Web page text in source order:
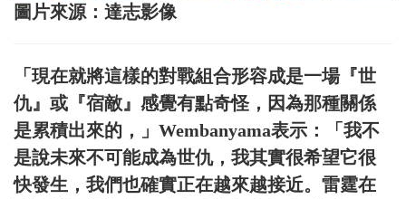
圖片來源：達志影像
「現在就將這樣的對戰組合形容成是一場『世
仇』或『宿敵』感覺有點奇怪，因為那種關係
是累積出來的，」Wembanyama表示：「我不
是說未來不可能成為世仇，我其實很希望它很
快發生，我們也確實正在越來越接近。雷霆在